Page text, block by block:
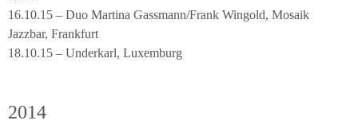
16.10.15 – Duo Martina Gassmann/Frank Wingold, Mosaik
Jazzbar, Frankfurt
18.10.15 – Underkarl, Luxemburg
2014